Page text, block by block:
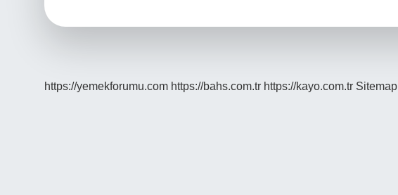
https://yemekforumu.com https://bahs.com.tr https://kayo.com.tr Sitemap